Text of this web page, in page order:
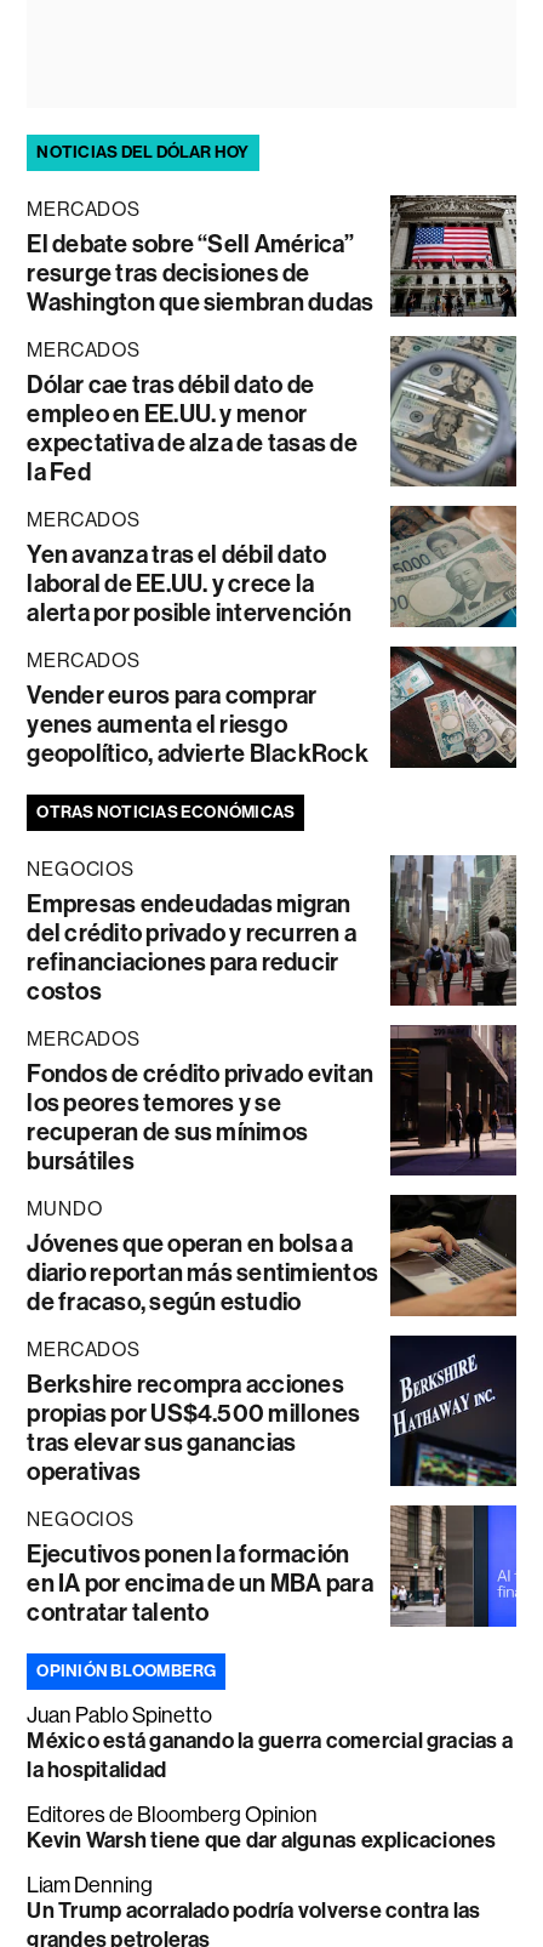
NOTICIAS DEL DÓLAR HOY
MERCADOS
El debate sobre “Sell América”
resurge tras decisiones de
Washington que siembran dudas
MERCADOS
Dólar cae tras débil dato de
empleo en EE.UU. y menor
expectativa de alza de tasas de
la Fed
MERCADOS
Yen avanza tras el débil dato
laboral de EE.UU. y crece la
alerta por posible intervención
MERCADOS
Vender euros para comprar
yenes aumenta el riesgo
geopolítico, advierte BlackRock
OTRAS NOTICIAS ECONÓMICAS
NEGOCIOS
Empresas endeudadas migran
del crédito privado y recurren a
refinanciaciones para reducir
costos
MERCADOS
Fondos de crédito privado evitan
los peores temores y se
recuperan de sus mínimos
bursátiles
MUNDO
Jóvenes que operan en bolsa a
diario reportan más sentimientos
de fracaso, según estudio
MERCADOS
Berkshire recompra acciones
propias por US$4.500 millones
tras elevar sus ganancias
operativas
NEGOCIOS
Ejecutivos ponen la formación
en IA por encima de un MBA para
contratar talento
OPINIÓN BLOOMBERG
Juan Pablo Spinetto
México está ganando la guerra comercial gracias a
la hospitalidad
Editores de Bloomberg Opinion
Kevin Warsh tiene que dar algunas explicaciones
Liam Denning
Un Trump acorralado podría volverse contra las
grandes petroleras